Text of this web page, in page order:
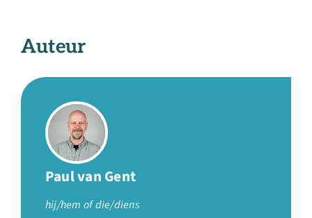
Auteur
Paul van Gent
hij/hem of die/diens